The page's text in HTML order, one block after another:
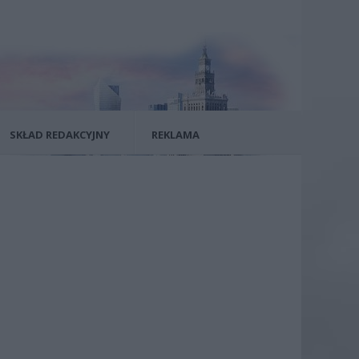
SKŁAD REDAKCYJNY REKLAMA